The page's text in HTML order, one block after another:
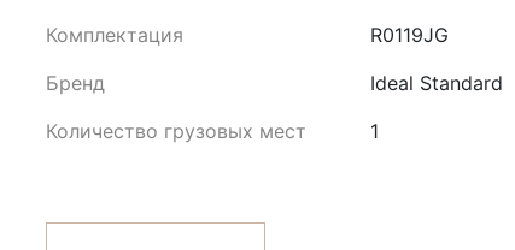
Комплектация
R0119JG
Бренд
Ideal Standard
Количество грузовых мест
1